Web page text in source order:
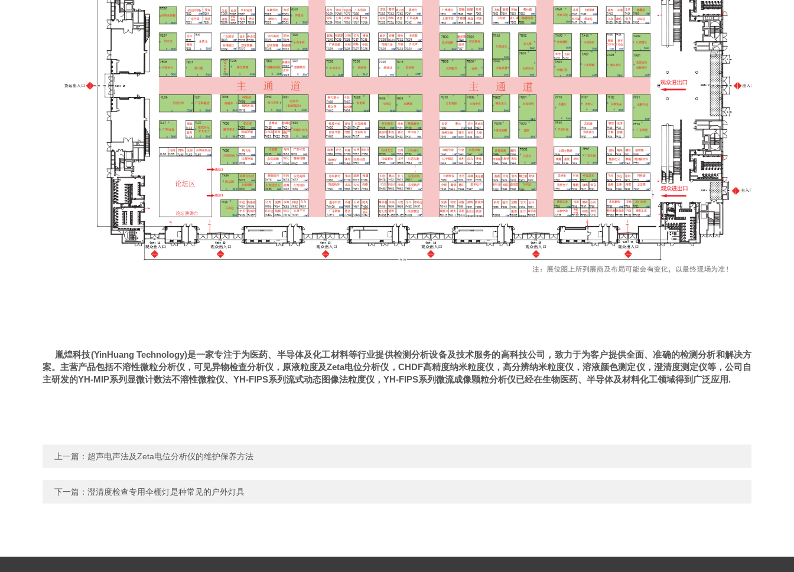
胤煌科技(YinHuang Technology)是一家专注于为医药、半导体及化工材料等行业提供检测分析设备及技术服务的高科技公司，致力于为客户提供全面、准确的检测分析和解决方
案。主营产品包括不溶性微粒分析仪，可见异物检查分析仪，原液粒度及Zeta电位分析仪， CHDF高精度纳米粒度仪，高分辨纳米粒度仪，溶液颜色测定仪，澄清度测定仪等，公司自
主研发的YH-MIP系列显微计数法不溶性微粒仪、 YH-FIPS系列流式动态图像法粒度仪， YH-FIPS系列微流成像颗粒分析仪已经在生物医药、半导体及材料化工领域得到广泛应用.
上一篇： 超声电声法及Zeta电位分析仪的维护保养方法
下一篇： 澄清度检查专用伞棚灯是种常见的户外灯具